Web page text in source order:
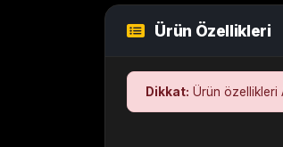
Ürün Özellikleri
Dikkat: Ürün özellikleri